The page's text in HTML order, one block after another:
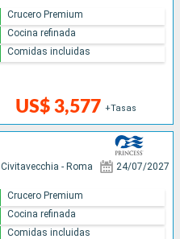
US$ 3,577 +Tasas
Crucero Premium
Cocina refinada
Comidas incluidas
Civitavecchia - Roma 24/07/2027
Crucero Premium
Cocina refinada
Comidas incluidas